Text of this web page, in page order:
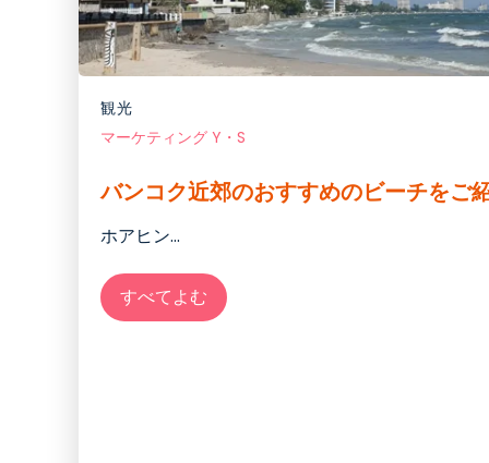
観光
マーケティング Y・S
バンコク近郊のおすすめのビーチをご
ホアヒン...
すべてよむ